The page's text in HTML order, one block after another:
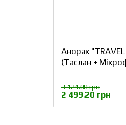
Анорак "TRAVEL
(Таслан +
3 124.00 грн
2 499.20 грн